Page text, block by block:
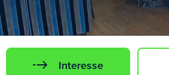
Interesse